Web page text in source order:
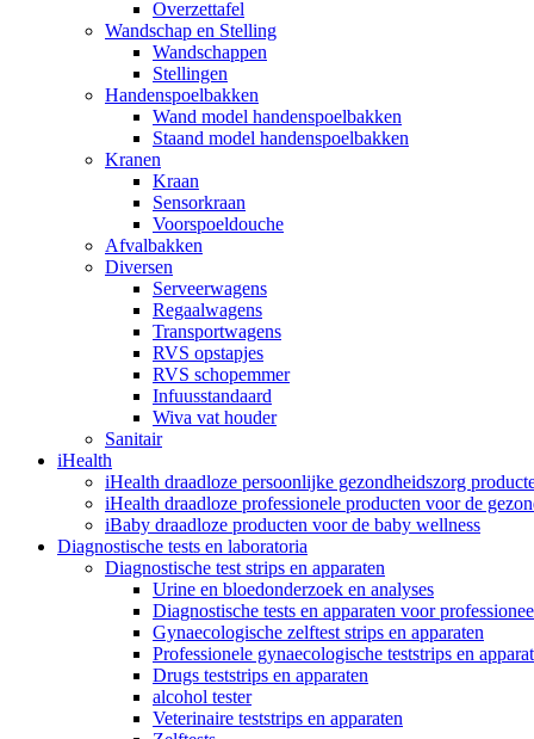
Overzettafel
Wandschap en Stelling
Wandschappen
Stellingen
Handenspoelbakken
Wand model handenspoelbakken
Staand model handenspoelbakken
Kranen
Kraan
Sensorkraan
Voorspoeldouche
Afvalbakken
Diversen
Serveerwagens
Regaalwagens
Transportwagens
RVS opstapjes
RVS schopemmer
Infuusstandaard
Wiva vat houder
Sanitair
iHealth
iHealth draadloze persoonlijke gezondheidszorg
iHealth draadloze professionele producten voor de
iBaby draadloze producten voor de baby wellness
Diagnostische tests en laboratoria
Diagnostische test strips en apparaten
Urine en bloedonderzoek en analyses
Diagnostische tests en apparaten voor
Gynaecologische zelftest strips en apparaten
Professionele gynaecologische teststrips en
Drugs teststrips en apparaten
alcohol tester
Veterinaire teststrips en apparaten